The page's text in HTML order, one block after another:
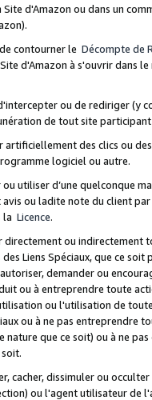
d'Amazon ou dans un
contourner le Décompte de
d'Amazon à s'ouvrir dans
ou de rediriger
de tout site
artificiellement des clics ou
logiciel ou autre.
utiliser d’une quelconque
ou ladite note du client
la Licence.
directement ou
Liens Spéciaux, que ce
demander ou
ou à entreprendre toute
ou l'utilisation de
ou à ne pas entreprendre
nature que ce soit) ou à ne
cacher, dissimuler ou
ou l'agent utilisateur